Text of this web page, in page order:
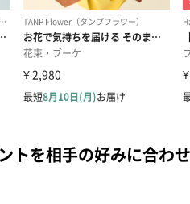
トを相手の好みに合わ